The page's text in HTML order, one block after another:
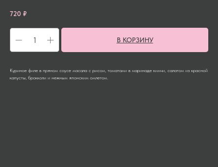
720 ₽
В КОРЗИНУ
Куриное филе в пряном соусе масала с рисом, томатами в маринаде кимчи, салатом из красной
капусты, брокколи и нежным японским омлетом.